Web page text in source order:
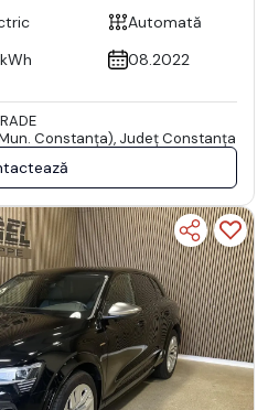
Automată
08.2022
Constanţa), Județ Constanţa